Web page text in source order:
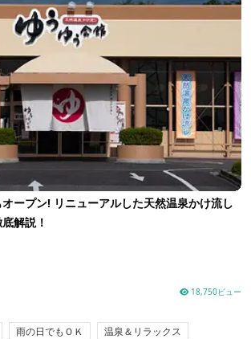
ープン! リニューアルした天然温泉かけ流し
解説！
18,750ビュー
雨の日でもＯＫ
温泉＆リラックス